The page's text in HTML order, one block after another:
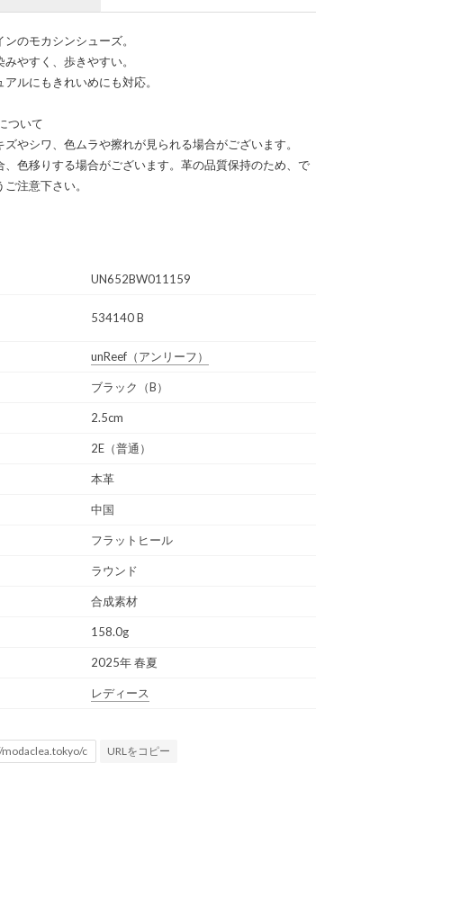
のモカシンシューズ。
やすく、歩きやすい。
ルにもきれいめにも対応。
ついて
やシワ、色ムラや擦れが見られる場合がございます。
、色移りする場合がございます。革の品質保持のため、で
注意下さい。
UN652BW011159
534140 B
unReef （アンリーフ）
ブラック（B）
2.5cm
2E（普通）
本革
中国
フラットヒール
ラウンド
合成素材
158.0g
2025年 春夏
レディース
URLをコピー